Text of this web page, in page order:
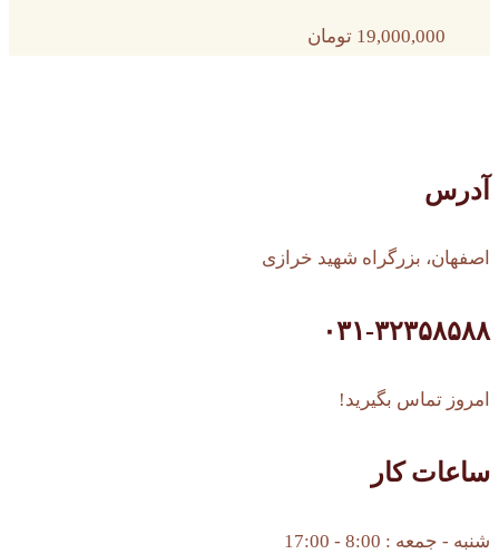
19,000,000 تومان
آدرس
اصفهان، بزرگراه شهید خرازی
۰۳۱-۳۲۳۵۸۵۸۸
امروز تماس بگیرید!
ساعات کار
شنبه - جمعه : 8:00 - 17:00